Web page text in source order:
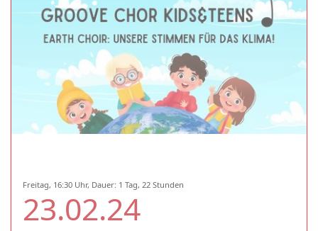
Freitag, 16:30 Uhr, Dauer: 1 Tag, 22 Stunden
23.02.24